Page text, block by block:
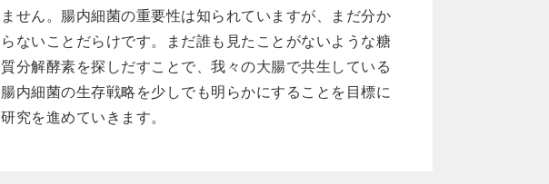
ません。腸内細菌の重要性は知られていますが、まだ分か
らないことだらけです。まだ誰も見たことがないような糖
質分解酵素を探しだすことで、我々の大腸で共生している
腸内細菌の生存戦略を少しでも明らかにすることを目標に
研究を進めていきます。